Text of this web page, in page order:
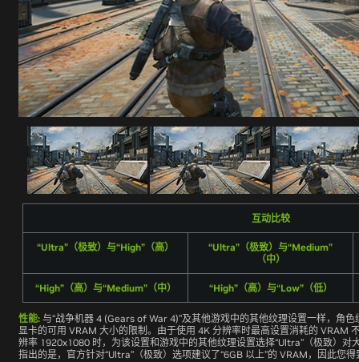
互动比较
“Ultra”（极致）与“High”（高）
“Ultra”（极致）与“Medium”
（中）
“High”（高）与“Medium”（中） “High”（高）与“Low”（低）
性能: 与“战争机器 4 (Gears of War 4)”及其他游戏中的其他纹理设置一样，角
显卡的可用 VRAM 大小的限制。由于使用 4K 分辨率时最高设置消耗的 VRAM
辨率 1920x1080 时，为该设置和游戏中的其他纹理设置选择“Ultra”（极致）对
指出的是，官方针对“Ultra”（极致）选项建议了“6GB 以上”的 VRAM，因此您